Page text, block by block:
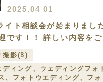
2025.04.01
イト相談会が始まりまし
です！！ 詳しい内容を
撮影(8)
ディング、ウェディングフ
、フォトウエディング、フ